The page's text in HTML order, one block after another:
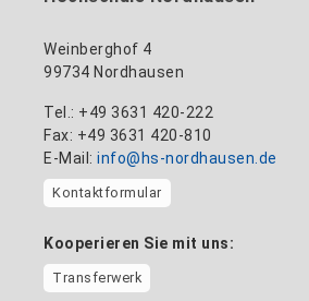
Weinberghof 4
99734 Nordhausen
Tel.: +49 3631 420-222
Fax: +49 3631 420-810
E-Mail: info@hs-nordhausen.de
Kontaktformular
Kooperieren Sie mit uns:
Transferwerk